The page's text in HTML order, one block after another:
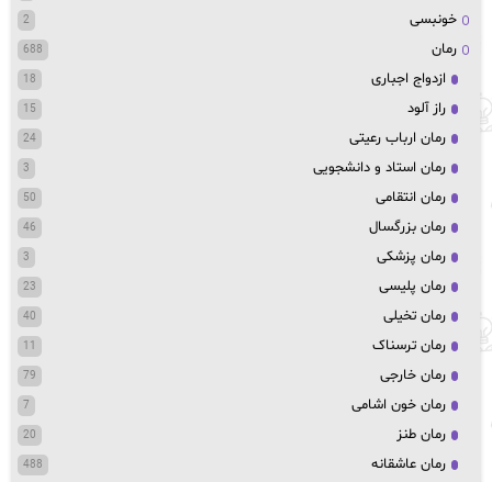
خونبسی 2
رمان 688
ازدواج اجباری 18
راز آلود 15
رمان ارباب رعیتی 24
رمان استاد و دانشجویی 3
رمان انتقامی 50
رمان بزرگسال 46
رمان پزشکی 3
رمان پلیسی 23
رمان تخیلی 40
رمان ترسناک 11
رمان خارجی 79
رمان خون اشامی 7
رمان طنز 20
رمان عاشقانه 488